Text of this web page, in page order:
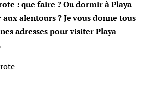
: que faire ? Ou dormir à Playa
aux alentours ? Je vous donne tous
adresses pour visiter Playa